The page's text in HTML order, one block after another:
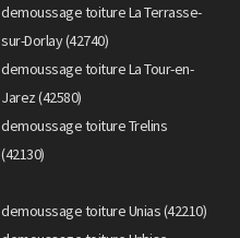
demoussage toiture La Terrasse-
sur-Dorlay (42740)
demoussage toiture La Tour-en-
Jarez (42580)
demoussage toiture Trelins
(42130)
demoussage toiture Unias (42210)